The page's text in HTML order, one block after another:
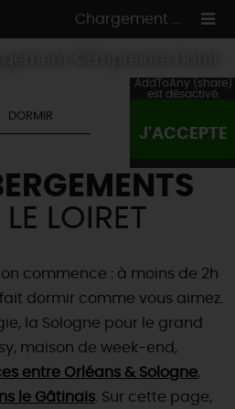
Chargement ...
ENVIES
MADE IN LOIRET
MAINTENANT
CULTURE
& VILLAGES
LES VISITES
ÀL'EAU !
& AVENTURE
...ET AUSSI
etproducteurs
Guide de l'été 2026 🤽🌞
ici pour éviter la chaleur 🥵
&HANDICAP
DORMIR
LOIRET
commence : à moins de 2h
dormir comme vous aimez.
la Sologne pour le grand
maison de week-end,
entre Orléans & Sologne,
le Gâtinais. Sur cette page,
AddToAny (share)
est désactivé.
J'ACCEPTE